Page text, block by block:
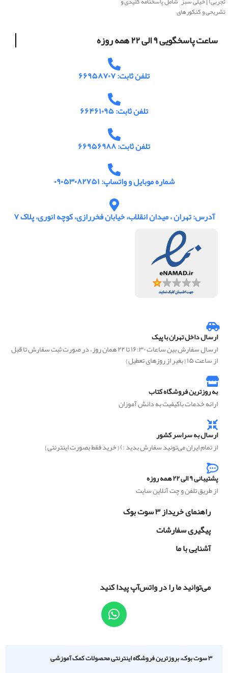
تشریحی و کنکورهای
ساعت پاسخگویی ۹ الی ۲۲ همه روزه
تلفن ثابت: ۶۶۹۵۸۷۰۷
تلفن ثابت: ۶۶۴۶۱۰۹۵
تلفن ثابت: ۶۶۹۵۶۹۸۸
شماره موبایل و واتساپ: ۰۹۰۵۳۰۸۲۷۵۱
آدرس: تهران ، میدان انقلاب، خیابان فخررازی، کوچه انوری، پلاک ۷
ارسال داخل تهران با پیک
ارسال سفارش بین ساعات ۱۶:۳۰ تا ۲۲ همان روز، در صورت ثبت سفارش تا قبل
از ساعت ۱۵ { بغیر از روزهای تعطیل }
به روزترین فروشگاه کتاب
ارائه خدمات باکیفیت به دانش آموزان
ارسال به سراسر کشور
از تمام ایران می‌تونید سفارش بدید :) { خرید فقط بصورت اینترنتی }
پشتیبانی ۹ الی ۲۲ همه روزه
از طریق تلفن و چت آنلاین سایت
راهنمای خریداز ۳ سوت بوک
پیگیری سفارشات
آشنایی با ما
می‌توانید ما را در واتس‌آپ پیدا کنید
۳ سوت بوک، بروزترین فروشگاه اینترنتی محصولات کمک آموزشی